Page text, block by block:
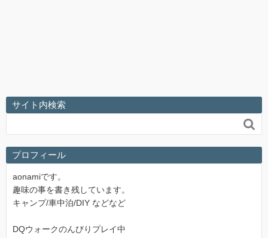
サイト内検索

プロフィール
aonamiです。
趣味の事を書き残しています。
キャンプ/車中泊/DIY などなど
DQウォークのんびりプレイ中